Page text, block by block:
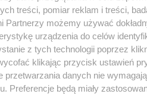
codzienne
jakie
najlepsza okazja,
placówkę –
treści, pomiar reklam i treści,
Partnerzy możemy używać
urządzenia do celów
z tych technologii poprzez
klikając przycisk ustawień
przetwarzania danych nie
Preferencje będą miały